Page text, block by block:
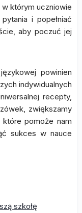
którym uczniowie
i popełniać
aby poczuć jej
powinien
indywidualnych
recepty,
zwiększamy
pomoże nam
sukces w nauce
szkołę